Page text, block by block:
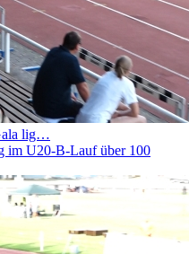
lig…
im U20-B-Lauf über 100